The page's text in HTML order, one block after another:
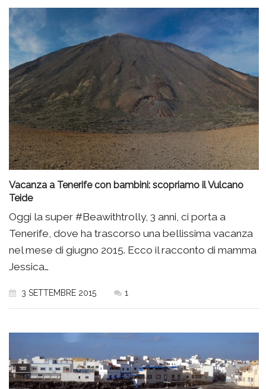
Vacanza a Tenerife con bambini: scopriamo il Vulcano
Teide
Oggi la super #Beawithtrolly, 3 anni, ci porta a
Tenerife, dove ha trascorso una bellissima vacanza
nel mese di giugno 2015. Ecco il racconto di mamma
Jessica…
3 SETTEMBRE 2015 1